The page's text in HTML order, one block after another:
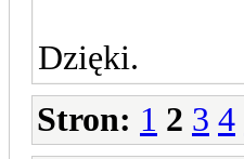
Dzięki.
Stron: 1 2 3 4